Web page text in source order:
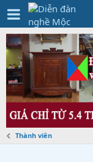
Thành viên